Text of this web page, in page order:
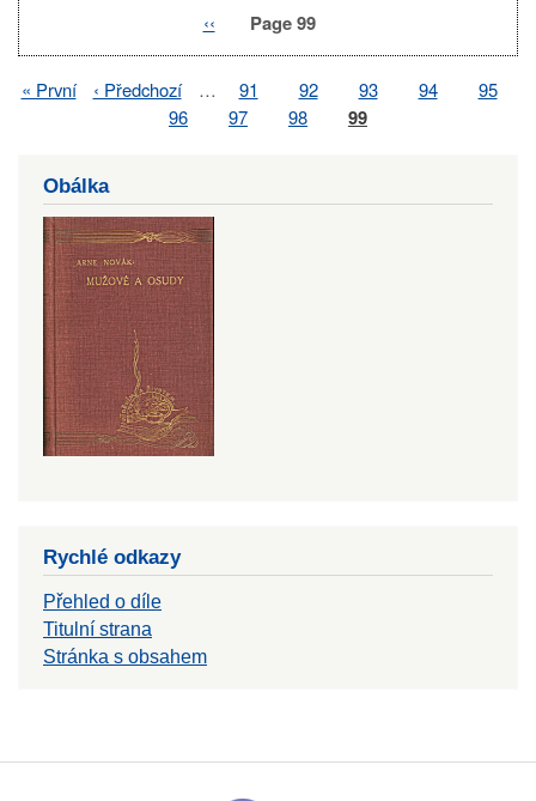
Previous
‹‹ Page 99
First
« První
Previous
‹ Předchozí … Page
91 Page
92 Page
93 Page
94 Page
95
Page
96 Page
97 Page
98 Page
99
Obálka
Rychlé odkazy
Přehled o díle
Titulní strana
Stránka s obsahem